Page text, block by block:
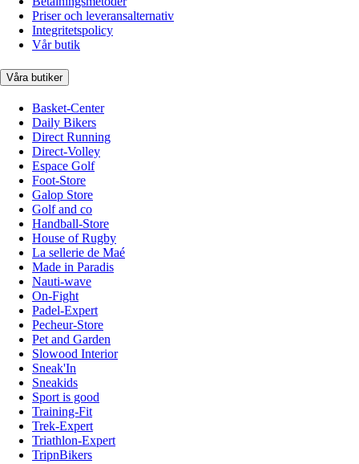
Priser och leveransalternativ
Integritetspolicy
Vår butik
Våra butiker
Basket-Center
Daily Bikers
Direct Running
Direct-Volley
Espace Golf
Foot-Store
Galop Store
Golf and co
Handball-Store
House of Rugby
La sellerie de Maé
Made in Paradis
Nauti-wave
On-Fight
Padel-Expert
Pecheur-Store
Pet and Garden
Slowood Interior
Sneak'In
Sneakids
Sport is good
Training-Fit
Trek-Expert
Triathlon-Expert
TripnBikers